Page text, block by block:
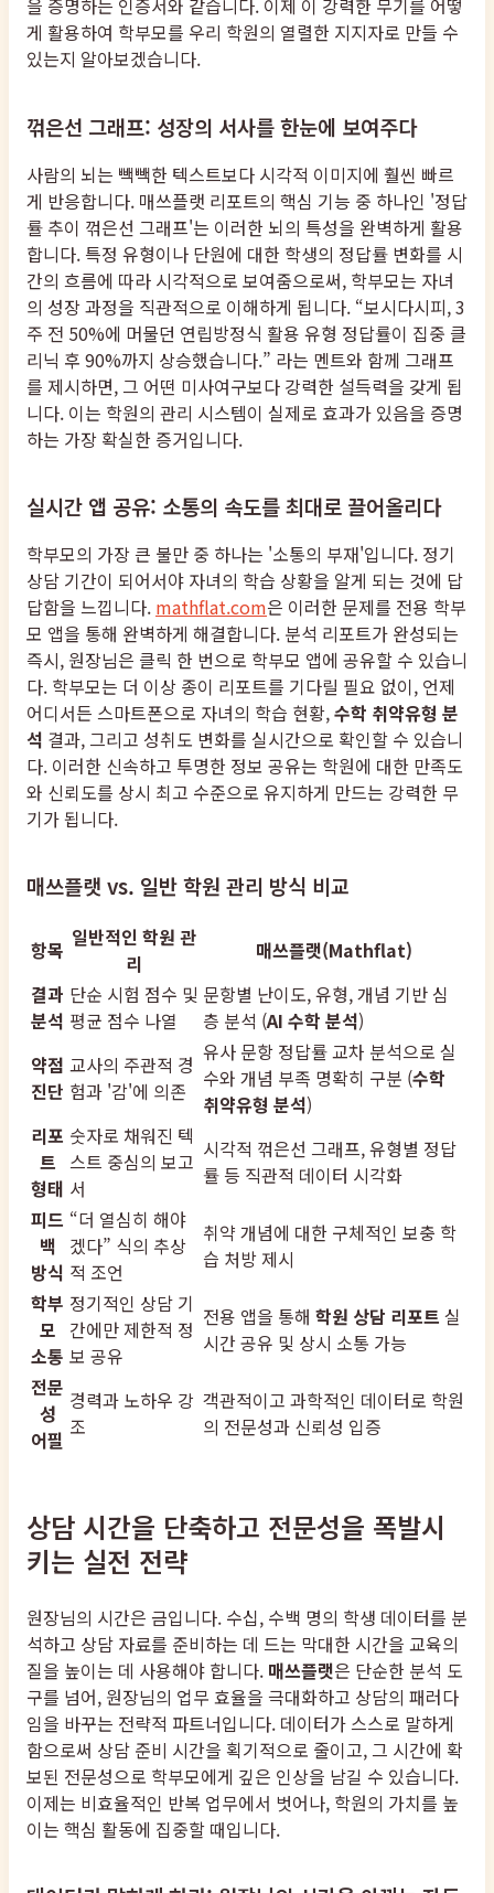
을 증명하는 인증서와 같습니다. 이제 이 강력한 무기를 어떻
게 활용하여 학부모를 우리 학원의 열렬한 지지자로 만들 수
있는지 알아보겠습니다.
꺾은선 그래프: 성장의 서사를 한눈에 보여주다
사람의 뇌는 빽빽한 텍스트보다 시각적 이미지에 훨씬 빠르
게 반응합니다. 매쓰플랫 리포트의 핵심 기능 중 하나인 '정답
률 추이 꺾은선 그래프'는 이러한 뇌의 특성을 완벽하게 활용
합니다. 특정 유형이나 단원에 대한 학생의 정답률 변화를 시
간의 흐름에 따라 시각적으로 보여줌으로써, 학부모는 자녀
의 성장 과정을 직관적으로 이해하게 됩니다. “보시다시피, 3
주 전 50%에 머물던 연립방정식 활용 유형 정답률이 집중 클
리닉 후 90%까지 상승했습니다.” 라는 멘트와 함께 그래프
를 제시하면, 그 어떤 미사여구보다 강력한 설득력을 갖게 됩
니다. 이는 학원의 관리 시스템이 실제로 효과가 있음을 증명
하는 가장 확실한 증거입니다.
실시간 앱 공유: 소통의 속도를 최대로 끌어올리다
학부모의 가장 큰 불만 중 하나는 '소통의 부재'입니다. 정기
상담 기간이 되어서야 자녀의 학습 상황을 알게 되는 것에 답
답함을 느낍니다. mathflat.com은 이러한 문제를 전용 학부
모 앱을 통해 완벽하게 해결합니다. 분석 리포트가 완성되는
즉시, 원장님은 클릭 한 번으로 학부모 앱에 공유할 수 있습니
다. 학부모는 더 이상 종이 리포트를 기다릴 필요 없이, 언제
어디서든 스마트폰으로 자녀의 학습 현황,수학 취약유형 분
석 결과, 그리고 성취도 변화를 실시간으로 확인할 수 있습니
다. 이러한 신속하고 투명한 정보 공유는 학원에 대한 만족도
와 신뢰도를 상시 최고 수준으로 유지하게 만드는 강력한 무
기가 됩니다.
매쓰플랫 vs. 일반 학원 관리 방식 비교
항목 일반적인 학원 관
리
매쓰플랫(Mathflat)
결과
분석
단순 시험 점수 및
평균 점수 나열
문항별 난이도, 유형, 개념 기반 심
층 분석 (AI 수학 분석)
약점
진단
교사의 주관적 경
험과 '감'에 의존
유사 문항 정답률 교차 분석으로 실
수와 개념 부족 명확히 구분 (수학
취약유형 분석)
리포
트
형태
숫자로 채워진 텍
스트 중심의 보고
서
시각적 꺾은선 그래프, 유형별 정답
률 등 직관적 데이터 시각화
피드
백
방식
“더 열심히 해야
겠다” 식의 추상
적 조언
취약 개념에 대한 구체적인 보충 학
습 처방 제시
학부
모
소통
정기적인 상담 기
간에만 제한적 정
보 공유
전용 앱을 통해 학원 상담 리포트 실
시간 공유 및 상시 소통 가능
전문
성
어필
경력과 노하우 강
조
객관적이고 과학적인 데이터로 학원
의 전문성과 신뢰성 입증
상담 시간을 단축하고 전문성을 폭발시
키는 실전 전략
원장님의 시간은 금입니다. 수십, 수백 명의 학생 데이터를 분
석하고 상담 자료를 준비하는 데 드는 막대한 시간을 교육의
질을 높이는 데 사용해야 합니다. 매쓰플랫은 단순한 분석 도
구를 넘어, 원장님의 업무 효율을 극대화하고 상담의 패러다
임을 바꾸는 전략적 파트너입니다. 데이터가 스스로 말하게
함으로써 상담 준비 시간을 획기적으로 줄이고, 그 시간에 확
보된 전문성으로 학부모에게 깊은 인상을 남길 수 있습니다.
이제는 비효율적인 반복 업무에서 벗어나, 학원의 가치를 높
이는 핵심 활동에 집중할 때입니다.